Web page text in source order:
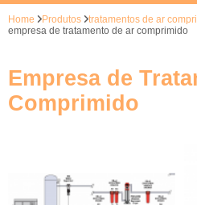
Home Produtos
tratamentos de ar
empresa de tratamento de ar comprimido
Empresa de
Comprimido